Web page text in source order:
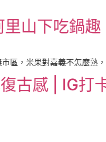
里山下吃鍋趣
區，米果對嘉義不怎麼熟
古感 | IG打